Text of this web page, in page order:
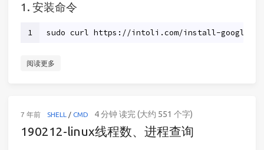
1. 安装命令
1 sudo curl https://intoli.com/install-google-
阅读更多
7 年前 SHELL / CMD 4 分钟 读完 (大约 551 个字)
190212-linux线程数、进程查询